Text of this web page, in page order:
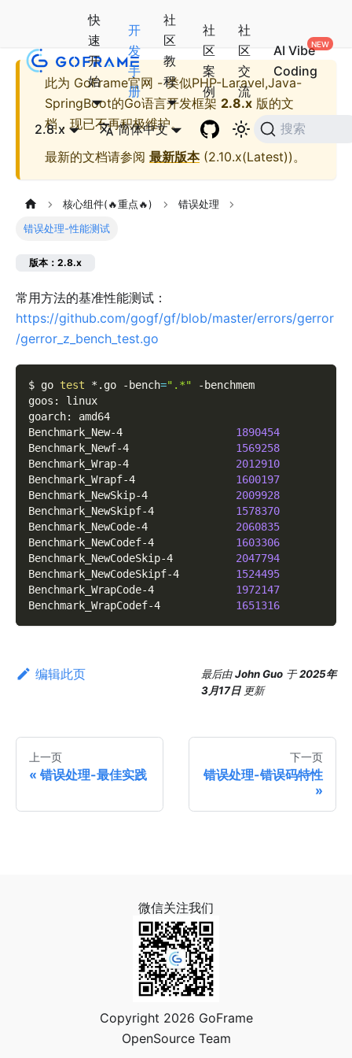
快
速
开
始
开
发
手
册
社
区
教
程
社
区
案
例
社
区
交
流
AI Vibe
Coding
2.8.x 简体中文 搜索
此为 GoFrame官网 - 类似PHP-Laravel,Java-
SpringBoot的Go语言开发框架 2.8.x 版的文
档，现已不再积极维护。
最新的文档请参阅 最新版本(2.10.x(Latest))。
核心组件(🔥重点🔥) 错误处理
错误处理-性能测试
版本：2.8.x
常用方法的基准性能测试：
https://github.com/gogf/gf/blob/master/errors/gerror
/gerror_z_bench_test.go
$ go test *.go -bench=".*"
-benchmem
goos: linux
goarch: amd64
Benchmark_New-4 1890454
Benchmark_Newf-4 1569258
Benchmark_Wrap-4 2012910
Benchmark_Wrapf-4 1600197
Benchmark_NewSkip-4 2009928
Benchmark_NewSkipf-4 1578370
Benchmark_NewCode-4 2060835
Benchmark_NewCodef-4 1603306
Benchmark_NewCodeSkip-4 2047794
Benchmark_NewCodeSkipf-4 1524495
Benchmark_WrapCode-4 1972147
Benchmark_WrapCodef-4 1651316
编辑此页 最后由John Guo 于2025年
3月17日 更新
上一页
错误处理-最佳实践
下一页
错误处理-错误码特性
微信关注我们
Copyright 2026 GoFrame
OpenSource Team